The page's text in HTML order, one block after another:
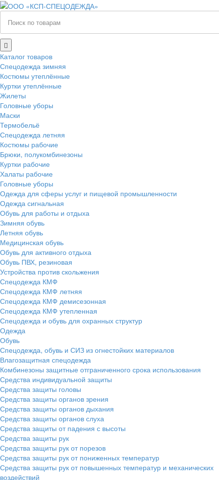
Каталог товаров
Спецодежда зимняя
Костюмы утеплённые
Куртки утеплённые
Жилеты
Головные уборы
Маски
Термобельё
Спецодежда летняя
Костюмы рабочие
Брюки, полукомбинезоны
Куртки рабочие
Халаты рабочие
Головные уборы
Одежда для сферы услуг и пищевой промышленности
Одежда сигнальная
Обувь для работы и отдыха
Зимняя обувь
Летняя обувь
Медицинская обувь
Обувь для активного отдыха
Обувь ПВХ, резиновая
Устройства против скольжения
Спецодежда КМФ
Спецодежда КМФ летняя
Спецодежда КМФ демисезонная
Спецодежда КМФ утепленная
Спецодежда и обувь для охранных структур
Одежда
Обувь
Спецодежда, обувь и СИЗ из огнестойких материалов
Влагозащитная спецодежда
Комбинезоны защитные отграниченного срока использования
Средства индивидуальной защиты
Средства защиты головы
Средства защиты органов зрения
Средства защиты органов дыхания
Средства защиты органов слуха
Средства защиты от падения с высоты
Средства защиты рук
Средства защиты рук от порезов
Средства защиты рук от пониженных температур
Средства защиты рук от повышенных температур и механических
воздействий